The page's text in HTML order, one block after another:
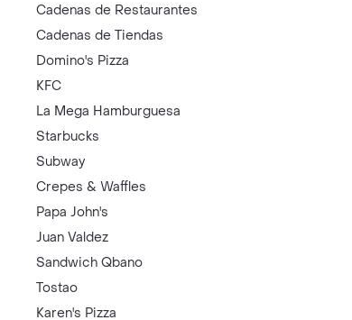
Cadenas de Restaurantes
Cadenas de Tiendas
Domino's Pizza
KFC
La Mega Hamburguesa
Starbucks
Subway
Crepes & Waffles
Papa John's
Juan Valdez
Sandwich Qbano
Tostao
Karen's Pizza